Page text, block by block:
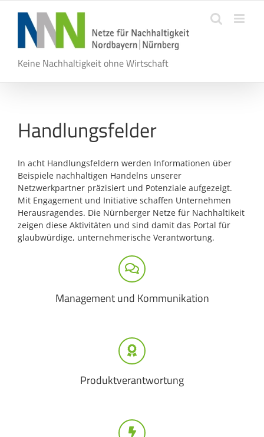
springen
Keine Nachhaltigkeit ohne Wirtschaft
Handlungsfelder
In acht Handlungsfeldern werden Informationen über
Beispiele nachhaltigen Handelns unserer
Netzwerkpartner präzisiert und Potenziale aufgezeigt.
Mit Engagement und Initiative schaffen Unternehmen
Herausragendes. Die Nürnberger Netze für Nachhaltikeit
zeigen diese Aktivitäten und sind damit das Portal für
glaubwürdige, unternehmerische Verantwortung.
Management und Kommunikation
Produktverantwortung